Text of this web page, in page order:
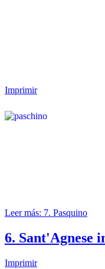
Imprimir
Leer más: 7. Pasquino
6. Sant'Agnese
Imprimir